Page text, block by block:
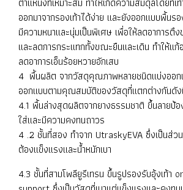
ออกมาจากรองเท้าได้ง่าย และยังออกแบบพื้นรอ
มีความหนาและนุ่มเป็นพิเศษ เพื่อให้ลดอาการตึง
และลดการกระแทกทั้งขณะยืนและเดิน ทำให้แก้
ลดอาการเอ็นร้อยหวายอักเสบ
4 พื้นผลิต จากวัสดุคุณภาพหลายชนิดแบ่งออก
ออกแบบตามคุณสมบัติของวัสดุที่แตกต่างกันดั
4.1 พื้นล่างสุดผลิตจากยางธรรมชาติ ขึ้นลายป้
ใส่และมีความคงทนถาวร
4 .2 ชั้นที่สอง ทำจาก UtraskyEVA ซึ่งเป็นส่ว
ต้องแข็งแรงและน้ำหนักเบา
4.3 ชั้นที่สามโพลียูรีเทรน ขึ้นรูปรองรับอุ้งเท้า